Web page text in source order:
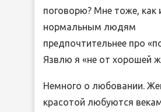
поговорю? Мне тоже, как
нормальным людям
предпочтительнее про
Язвлю я «не от хорошей
Немного о любовании.
красотой любуются